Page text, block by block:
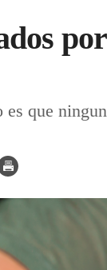
por
es que